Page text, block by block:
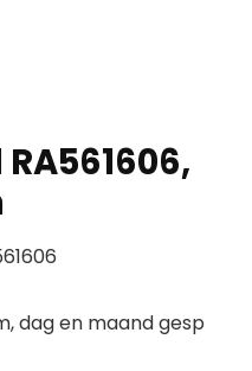
dag en maand gesp